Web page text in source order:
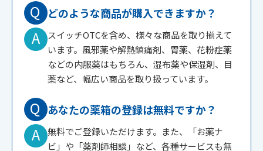
Q どのような商品が購入できますか？
A
スイッチOTCを含め、様々な商品を取り揃えて
います。風邪薬や解熱鎮痛剤、胃薬、花粉症薬
などの内服薬はもちろん、湿布薬や保湿剤、目
薬など、幅広い商品を取り扱っています。
Q あなたの薬箱の登録は無料ですか？
A
無料でご登録いただけます。また、「お薬ナ
ビ」や「薬剤師相談」など、各種サービスも無